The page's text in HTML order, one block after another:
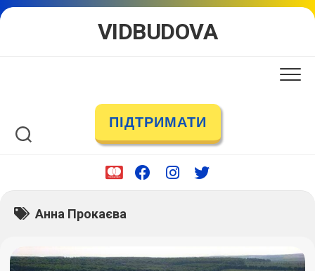
Skip
VIDBUDOVA
ПІДТРИМАТИ
Анна Прокаєва